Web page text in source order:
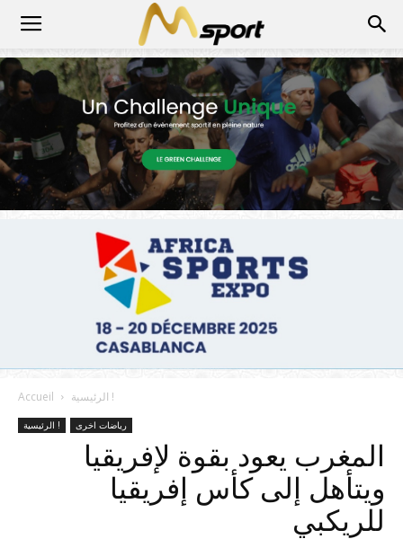
Accueil الرئيسية !
الرئيسية ! رياضات اخرى
المغرب يعود بقوة لإفريقيا
ويتأهل إلى كأس إفريقيا
للريكبي